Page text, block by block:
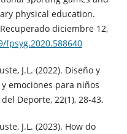
physical education.
diciembre 12,
fpsyg.2020.588640
J.L. (2022). Diseño y
emociones para niños
Deporte, 22(1), 28-43.
J.L. (2023). How do